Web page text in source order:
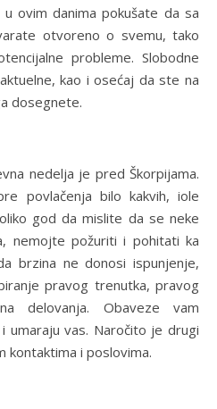
ovim danima pokušate da sa
otvoreno o svemu, tako
probleme. Slobodne
kao i osećaj da ste na
dosegnete.
nedelja je pred Škorpijama.
povlačenja bilo kakvih, iole
god da mislite da se neke
nemojte požuriti i pohitati ka
brzina ne donosi ispunjenje,
pravog trenutka, pravog
delovanja. Obaveze vam
umaraju vas. Naročito je drugi
kontaktima i poslovima.